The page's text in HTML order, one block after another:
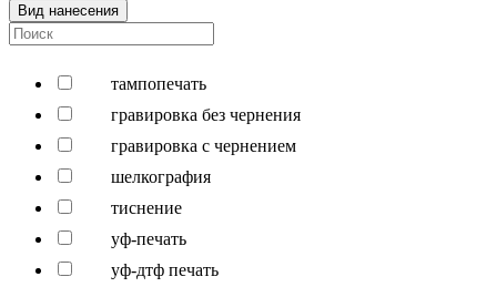
Вид нанесения
тампопечать
гравировка без чернения
гравировка с чернением
шелкография
тиснение
уф-печать
уф-дтф печать